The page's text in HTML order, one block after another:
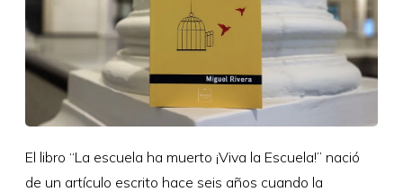
El libro “La escuela ha muerto ¡Viva la Escuela!” nació
de un artículo escrito hace seis años cuando la